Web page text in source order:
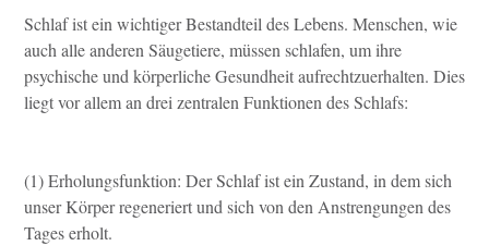
Schlaf ist ein wichtiger Bestandteil des Lebens. Menschen, wie
auch alle anderen Säugetiere, müssen schlafen, um ihre
psychische und körperliche Gesundheit aufrechtzuerhalten. Dies
liegt vor allem an drei zentralen Funktionen des Schlafs:
(1) Erholungsfunktion: Der Schlaf ist ein Zustand, in dem sich
unser Körper regeneriert und sich von den Anstrengungen des
Tages erholt.